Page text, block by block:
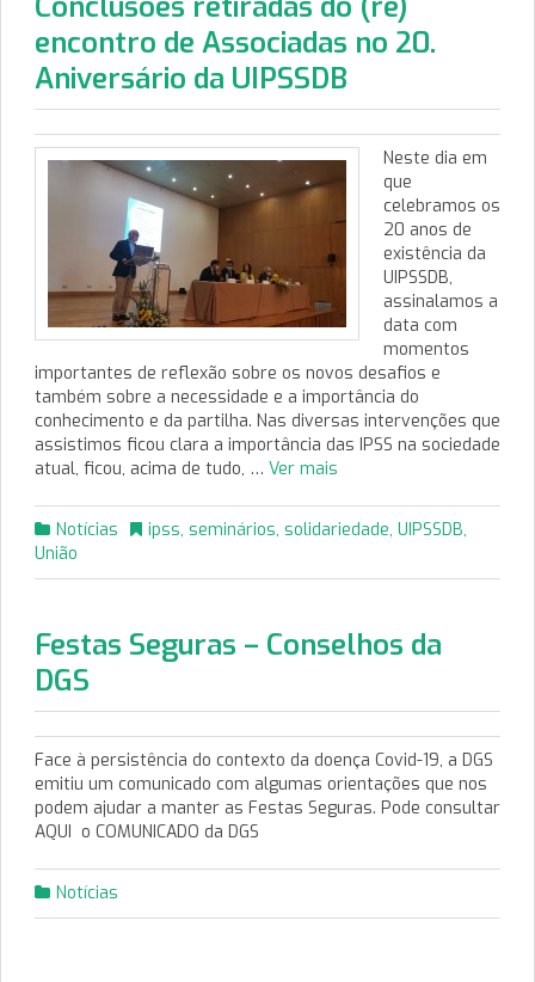
encontro de Associadas no 20.
Aniversário da UIPSSDB
Neste dia em
que
celebramos os
20 anos de
existência da
UIPSSDB,
assinalamos a
data com
momentos
importantes de reflexão sobre os novos desafios e
também sobre a necessidade e a importância do
conhecimento e da partilha. Nas diversas intervenções que
assistimos ficou clara a importância das IPSS na sociedade
atual, ficou, acima de tudo, … Ver mais
Notícias ipss, seminários, solidariedade, UIPSSDB,
União
Festas Seguras – Conselhos da
DGS
Face à persistência do contexto da doença Covid-19, a DGS
emitiu um comunicado com algumas orientações que nos
podem ajudar a manter as Festas Seguras. Pode consultar
AQUI o COMUNICADO da DGS
Notícias